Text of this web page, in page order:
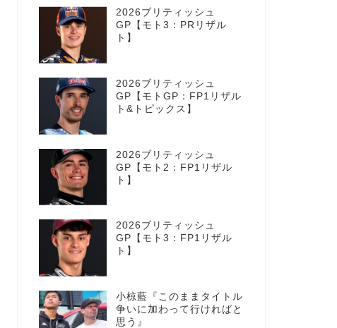
2026ブリティッシュ
GP【モト3：PRリザル
ト】
2026ブリティッシュ
GP【モトGP：FP1リザル
ト&トピックス】
2026ブリティッシュ
GP【モト2：FP1リザル
ト】
2026ブリティッシュ
GP【モト3：FP1リザル
ト】
小椋藍『このままタイトル
争いに加わって行ければと
思う』